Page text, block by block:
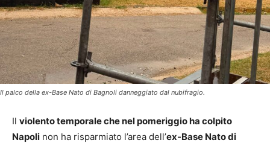
Il palco della ex-Base Nato di Bagnoli danneggiato dal nubifragio.
Il violento temporale che nel pomeriggio ha colpito
Napoli non ha risparmiato l’area dell’ex-Base Nato di